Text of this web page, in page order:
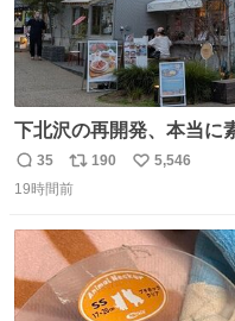
下北沢の再開発、本当に
スケールの開発がいいん
返
信
35
リ
ポ
ト
数
190
い
数
5,546
19時間前